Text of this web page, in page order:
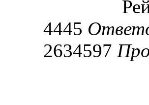
4445
2634597